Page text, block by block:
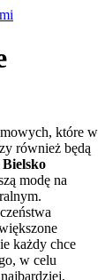
które w
również będą
modę na
każdy chce
w celu